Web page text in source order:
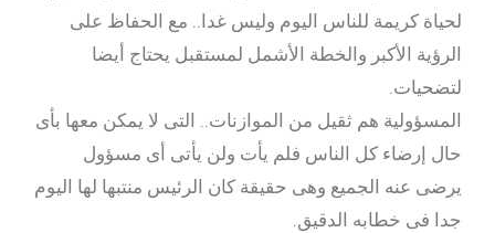
لحياة كريمة للناس اليوم وليس غدا.. مع الحفاظ على
الرؤية الأكبر والخطة الأشمل لمستقبل يحتاج أيضا
لتضحيات.
المسؤولية هم ثقيل من الموازنات.. التى لا يمكن معها بأى
حال إرضاء كل الناس فلم يأت ولن يأتى أى مسؤول
يرضى عنه الجميع وهى حقيقة كان الرئيس منتبها لها اليوم
جدا فى خطابه الدقيق.